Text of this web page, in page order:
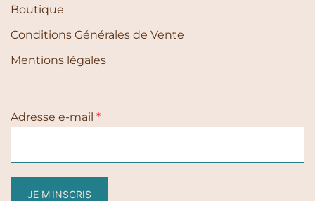
Boutique
Conditions Générales de Vente
Mentions légales
Adresse e-mail *
JE M'INSCRIS